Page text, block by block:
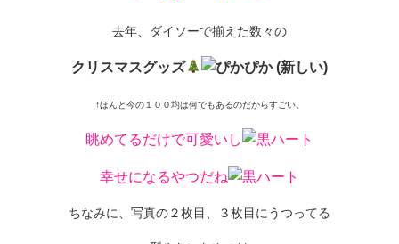
去年、ダイソーで揃えた数々の
クリスマスグッズ
↑ほんと今の１００均は何でもあるのだからすごい。
眺めてるだけで可愛いし
幸せになるやつだね
ちなみに、写真の２枚目、３枚目にうつってる